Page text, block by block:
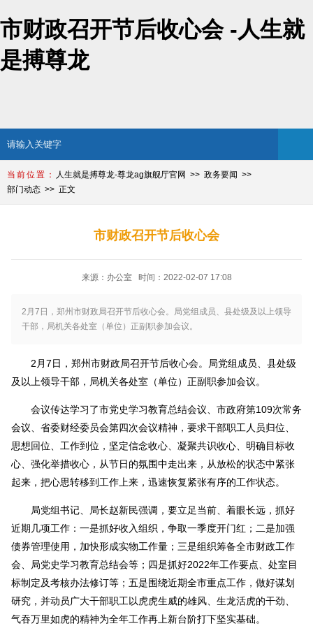
市财政召开节后收心会 -人生就
是搏尊龙
人生就是搏尊龙-尊龙ag旗舰厅官网
政务要闻
部门动态
正文
市财政召开节后收心会
来源：办公室 时间：2022-02-07 17:08
2月7日，郑州市财政局召开节后收心会。局党组成员、县处级及以上领导
干部，局机关各处室（单位）正副职参加会议。
2月7日，郑州市财政局召开节后收心会。局党组成员、县处级
及以上领导干部，局机关各处室（单位）正副职参加会议。
会议传达学习了市党史学习教育总结会议、市政府第109次常务
会议、省委财经委员会第四次会议精神，要求干部职工人员归位、
思想回位、工作到位，坚定信念收心、凝聚共识收心、明确目标收
心、强化举措收心，从节日的氛围中走出来，从放松的状态中紧张
起来，把心思转移到工作上来，迅速恢复紧张有序的工作状态。
局党组书记、局长赵新民强调，要立足当前、着眼长远，抓好
近期几项工作：一是抓好收入组织，争取一季度开门红；二是加强
债券管理使用，加快形成实物工作量；三是组织筹备全市财政工作
会、局党史学习教育总结会等；四是抓好2022年工作要点、处室目
标制定及考核办法修订等；五是围绕近期全市重点工作，做好谋划
研究，并动员广大干部职工以虎虎生威的雄风、生龙活虎的干劲、
气吞万里如虎的精神为全年工作再上新台阶打下坚实基础。